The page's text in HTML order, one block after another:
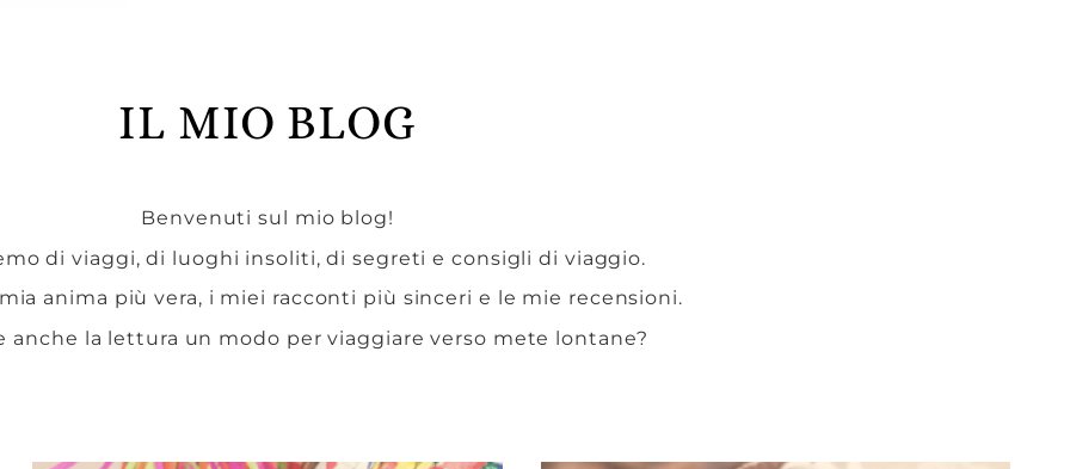
IL MIO BLOG
Benvenuti sul mio blog!
di viaggi, di luoghi insoliti, di segreti e consigli di viaggio.
anima più vera, i miei racconti più sinceri e le mie recensioni.
anche la lettura un modo per viaggiare verso mete lontane?